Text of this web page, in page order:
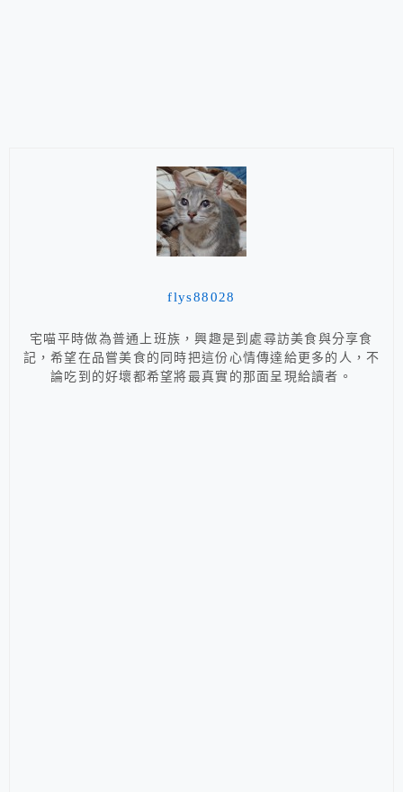
flys88028
宅喵平時做為普通上班族，興趣是到處尋訪美食與分享食
記，希望在品嘗美食的同時把這份心情傳達給更多的人，不
論吃到的好壞都希望將最真實的那面呈現給讀者。